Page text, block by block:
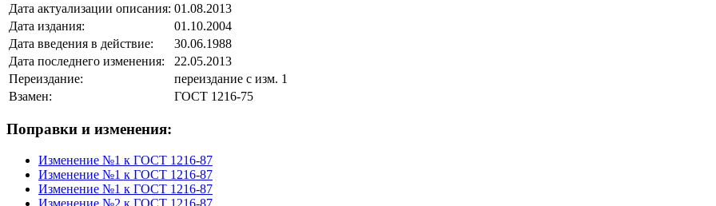
Дата актуализации описания: 01.08.2013
Дата издания:
01.10.2004
Дата введения в действие:
30.06.1988
Дата последнего изменения:
22.05.2013
Переиздание:
переиздание с изм. 1
Взамен:
ГОСТ 1216-75
Поправки и изменения:
Изменение №1 к ГОСТ 1216-87
Изменение №1 к ГОСТ 1216-87
Изменение №1 к ГОСТ 1216-87